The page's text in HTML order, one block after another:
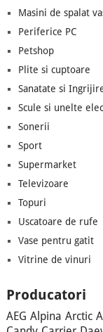
Masini de spalat
Periferice PC
Petshop
Plite si cuptoare
Sanatate si
Scule si unelte
Sonerii
Sport
Supermarket
Televizoare
Topuri
Uscatoare de rufe
Vase pentru gatit
Vitrine de vinuri
Producatori
AEG Alpina Arctic